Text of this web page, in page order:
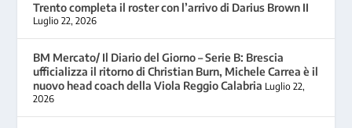
Trento completa il roster con l’arrivo di Darius Brown II
Luglio 22, 2026
BM Mercato/ Il Diario del Giorno – Serie B: Brescia
ufficializza il ritorno di Christian Burn, Michele Carrea è il
nuovo head coach della Viola Reggio Calabria Luglio 22,
2026